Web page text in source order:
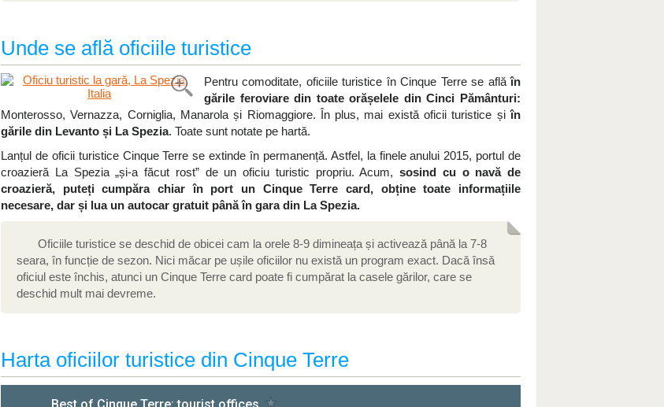
Unde se află oficiile turistice
Pentru comoditate, oficiile turistice în Cinque Terre se aflăîn
gările feroviare din toate orășelele din Cinci Pământuri:
Monterosso, Vernazza, Corniglia, Manarola și Riomaggiore. În plus, mai există oficii turistice șiîn
gările din Levanto și La Spezia. Toate sunt notate pe hartă.
Lanțul de oficii turistice Cinque Terre se extinde în permanență. Astfel, la finele anului 2015, portul de
croazieră La Spezia „și-a făcut rost” de un oficiu turistic propriu. Acum, sosind cu o navă de
croazieră, puteți cumpăra chiar în port un Cinque Terre card, obține toate informațiile
necesare, dar și lua un autocar gratuit până în gara din La Spezia.
Oficiile turistice se deschid de obicei cam la orele 8-9 dimineața și activează până la 7-8
seara, în funcție de sezon. Nici măcar pe ușile oficiilor nu există un program exact. Dacă însă
oficiul este închis, atunci un Cinque Terre card poate fi cumpărat la casele gărilor, care se
deschid mult mai devreme.
Harta oficiilor turistice din Cinque Terre